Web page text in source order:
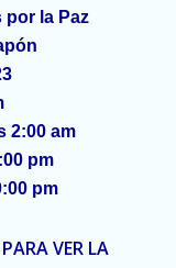
por la Paz
2:00 am
pm
pm
VER LA